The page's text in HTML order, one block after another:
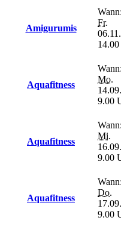
Amigurumis
Wann:
Fr.
Aquafitness
Wann:
Mo.
9.00
Aquafitness
Wann:
Mi.
9.00
Aquafitness
Wann:
Do.
9.00